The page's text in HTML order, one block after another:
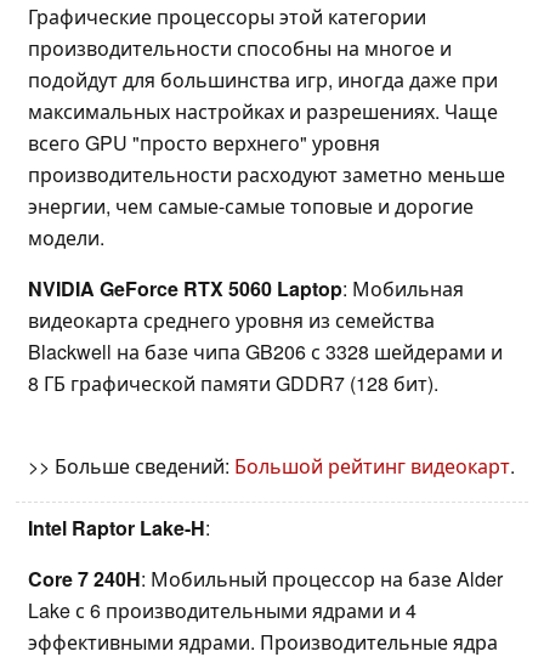
Графические процессоры этой категории
производительности способны на многое и
подойдут для большинства игр, иногда даже при
максимальных настройках и разрешениях. Чаще
всего GPU "просто верхнего" уровня
производительности расходуют заметно меньше
энергии, чем самые-самые топовые и дорогие
модели.
NVIDIA GeForce RTX 5060 Laptop: Мобильная
видеокарта среднего уровня из семейства
Blackwell на базе чипа GB206 с 3328 шейдерами и
8 ГБ графической памяти GDDR7 (128 бит).
>> Больше сведений: Большой рейтинг видеокарт.
Intel Raptor Lake-H:
Core 7 240H: Мобильный процессор на базе Alder
Lake с 6 производительными ядрами и 4
эффективными ядрами. Производительные ядра